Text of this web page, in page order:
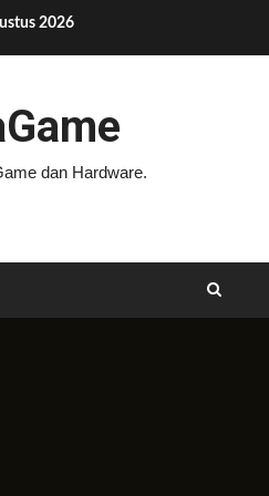
2026
dan Hardware.